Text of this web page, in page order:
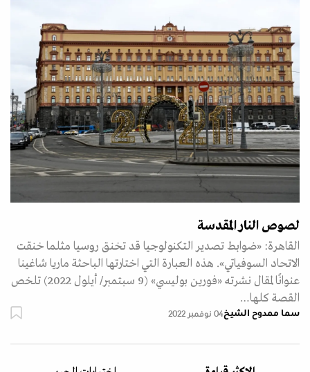
لصوص النار المقدسة
القاهرة: «ضوابط تصدير التكنولوجيا قد تخنق روسيا مثلما خنقت
الاتحاد السوفياتي». هذه العبارة التي اختارتها الباحثة ماريا شاغينا
عنوانًا لمقال نشرته «فورين بوليسي» (9 سبتمبر/ أيلول 2022) تلخص
القصة كلها…
سما ممدوح الشيخ04 نوفمبر 2022